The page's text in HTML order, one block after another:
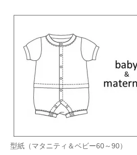
型紙（マタニティ＆ベビー60～90）